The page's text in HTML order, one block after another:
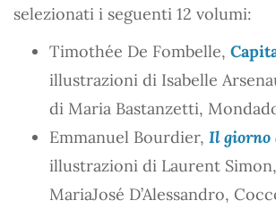
selezionati i seguenti 12 volumi:
Timothée De Fombelle,
illustrazioni di Isabelle
di Maria Bastanzetti,
Emmanuel Bourdier, Il giorno
illustrazioni di Laurent
MariaJosé D’Alessandro,